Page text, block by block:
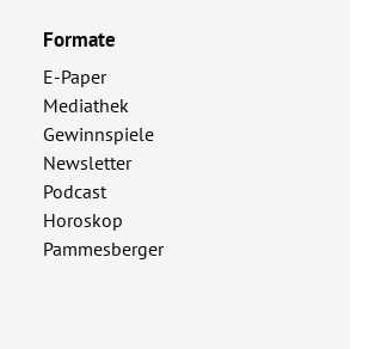
Formate
E-Paper
Mediathek
Gewinnspiele
Newsletter
Podcast
Horoskop
Pammesberger